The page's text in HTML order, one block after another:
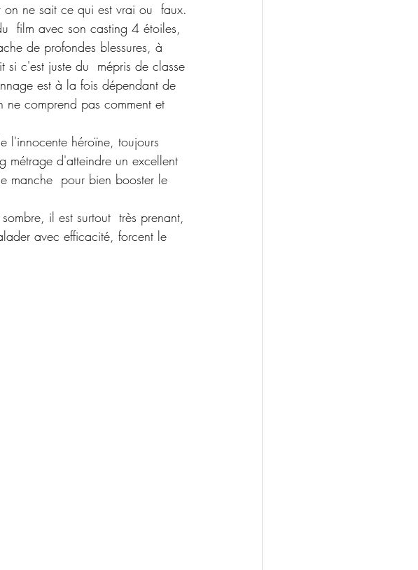
ne sait ce qui est vrai ou  faux.
film avec son casting 4 étoiles,
de profondes blessures, à
c'est juste du  mépris de classe
est à la fois dépendant de
comprend pas comment et
l'innocente héroïne, toujours
métrage d'atteindre un excellent
manche  pour bien booster le
il est surtout  très prenant,
avec efficacité, forcent le